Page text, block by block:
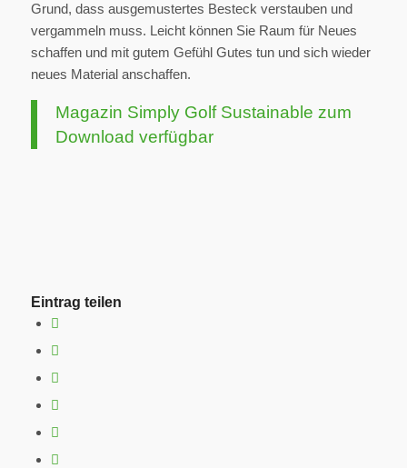
Grund, dass ausgemustertes Besteck verstauben und
vergammeln muss. Leicht können Sie Raum für Neues
schaffen und mit gutem Gefühl Gutes tun und sich wieder
neues Material anschaffen.
Magazin Simply Golf Sustainable zum
Download verfügbar
Eintrag teilen